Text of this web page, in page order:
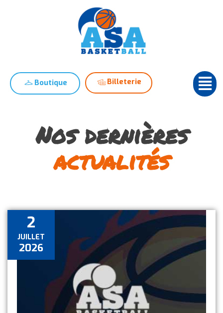
Boutique Billeterie
Nos dernières
actualités
2
JUILLET
2026